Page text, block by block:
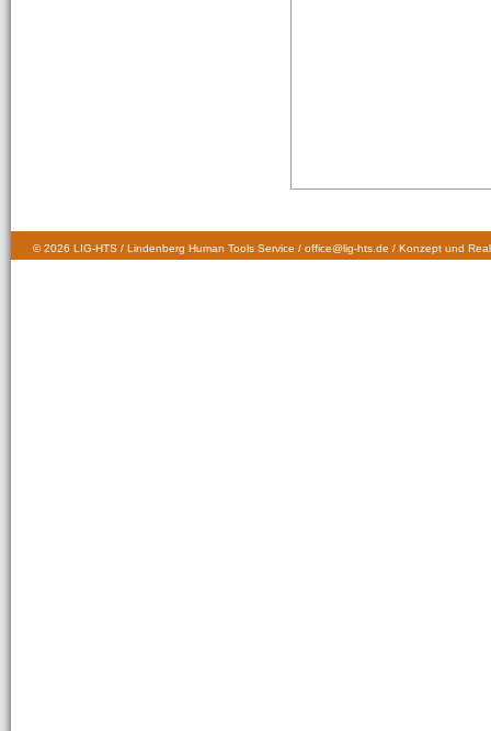
© 2026 LIG-HTS / Lindenberg Human Tools Service / office@lig-hts.de / Konzept und